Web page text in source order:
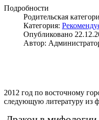
Подробности
Родительская
Категория:
Опубликовано
Автор:
2012 год по восточному
следующую литературу из